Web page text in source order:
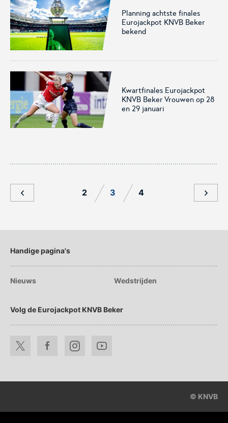
Eén Tweetje
De online community voor
bestuurders in het
amateurvoetbal.
Planning achtste finales
Eurojackpot KNVB Beker
bekend
Kwartfinales Eurojackpot
KNVB Beker Vrouwen op 28
en 29 januari
2 3 4
Handige pagina's
Nieuws Wedstrijden
Volg de Eurojackpot KNVB Beker
© KNVB